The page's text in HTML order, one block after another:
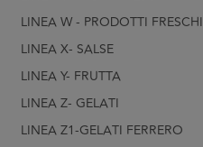
LINEA W - PRODOTTI FRESCHI
LINEA X- SALSE
LINEA Y- FRUTTA
LINEA Z- GELATI
LINEA Z1-GELATI FERRERO